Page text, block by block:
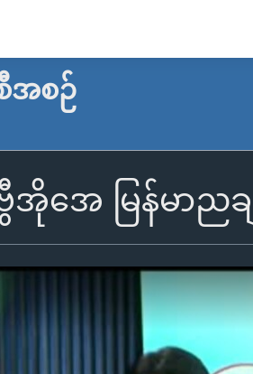
အစဉ်
အိုအေ မြန်မာညခ